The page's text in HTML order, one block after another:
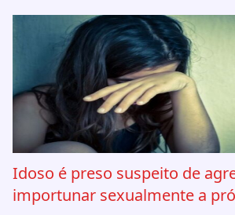
Idoso é preso suspeito de
importunar sexualmente a